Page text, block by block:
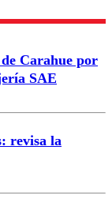
Carahue por
SAE
revisa la